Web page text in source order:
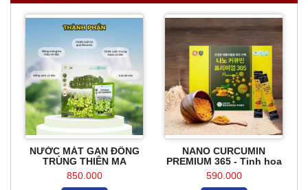
NƯỚC MÁT GAN ĐÔNG
TRÙNG THIÊN MA
850.000
NANO CURCUMIN
PREMIUM 365 - Tinh hoa
Nghệ vàng Hàn Quốc
590.000